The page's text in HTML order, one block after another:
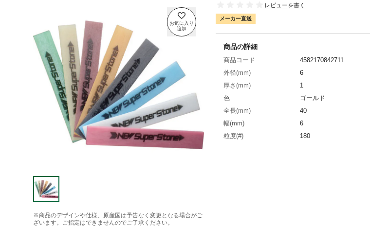
※商品のデザインや仕様、原産国は予告なく変更となる場合がご
ざいます。ご指定はできませんのでご了承ください。
レビューを書く
メーカー直送
商品の詳細
商品コード
4582170842711
外径(mm)
6
厚さ(mm)
1
色
ゴールド
全長(mm)
40
幅(mm)
6
粒度(#)
180